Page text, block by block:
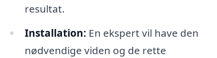
resultat.
Installation: En ekspert vil have den
nødvendige viden og de rette